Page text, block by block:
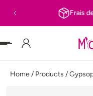
AU CONTENU
Frais
Home/ Products /